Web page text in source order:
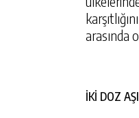
arasında
İKİ DOZ
TABLOLARINI ANDIRAN